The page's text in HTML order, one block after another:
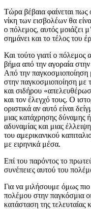
Τώρα βέβαια φαίνεται πως
νίκη των εισβολέων θα
ο πόλεμος, αυτός μοιάζει
σημάνει και το τέλος του
Και τούτο γιατί ο πόλεμος
βήμα από την αγοραία
Από την παγκοσμιοποίηση
στην παγκοσμιοποίηση με
και σιδήρου
και τον έλεγχό τους. Ο
οριστικά αν αυτό είναι
μιας κατάχρησης δύναμης
αδυναμίας και μιας
του αμερικανικού
με ειρηνικά μέσα.
Επί του παρόντος το
συνέπειες αυτού του
Για να μιλήσουμε όμως πιο
πολέμου στην παγκόσμια
κατάσταση της